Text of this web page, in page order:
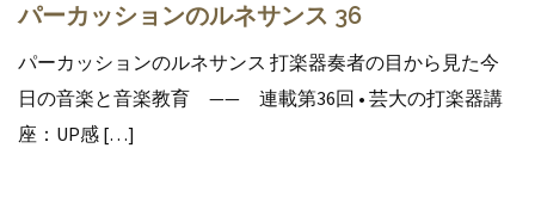
パーカッションのルネサンス 36
パーカッションのルネサンス 打楽器奏者の目から見た今
日の音楽と音楽教育 —— 連載第36回 • 芸大の打楽器講
座：UP感 […]